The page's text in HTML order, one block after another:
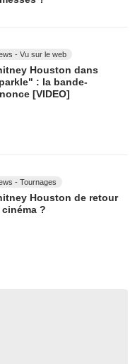
- Vu sur le web
Houston dans
: la bande-
[VIDEO]
- Tournages
Houston de retour
cinéma ?